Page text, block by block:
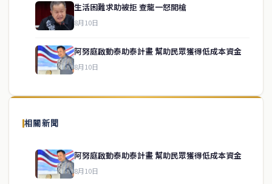
生活困難求助被拒 查龍一怒開槍
8月10日
阿努庭啟動泰助泰計畫 幫助民眾獲得低成本資金
8月10日
相關新聞
阿努庭啟動泰助泰計畫 幫助民眾獲得低成本資金
8月10日
關於我們
泰國中文新聞（TCN）是一家總部設於曼谷的中文新聞媒體，致力於
供即時、客觀、多元的中文新聞內容。
service@thaichinesenews.com